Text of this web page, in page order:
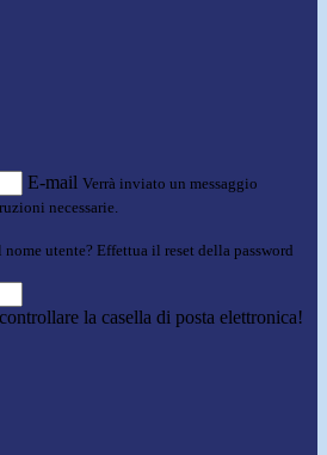
E-mail Verrà inviato un messaggio
necessarie.
utente? Effettua il reset della password
la casella di posta elettronica!